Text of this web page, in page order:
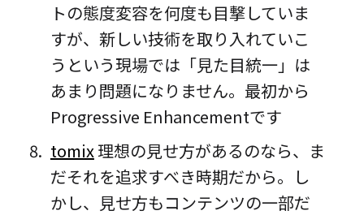
トの態度変容を何度も目撃していま
すが、新しい技術を取り入れていこ
うという現場では「見た目統一」は
あまり問題になりません。最初から
Progressive Enhancementです
tomix理想の見せ方があるのなら、ま
だそれを追求すべき時期だから。し
かし、見せ方もコンテンツの一部だ